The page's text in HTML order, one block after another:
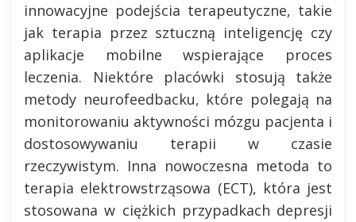
innowacyjne podejścia terapeutyczne, takie
jak terapia przez sztuczną inteligencję czy
aplikacje mobilne wspierające proces
leczenia. Niektóre placówki stosują także
metody neurofeedbacku, które polegają na
monitorowaniu aktywności mózgu pacjenta i
dostosowywaniu terapii w czasie
rzeczywistym. Inna nowoczesna metoda to
terapia elektrowstrząsowa (ECT), która jest
stosowana w ciężkich przypadkach depresji